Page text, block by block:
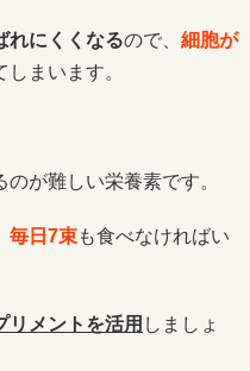
れにくくなるので、 細胞が
しまいます。
が難しい栄養素です。
毎日7束も食べなければい
リメントを活用 しましょ